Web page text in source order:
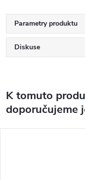
Parametry produktu
Diskuse
K tomuto
doporučujeme